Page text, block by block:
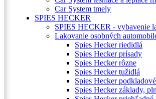
Car System tmely
SPIES HECKER
SPIES HECKER - vybavenie
Lakovanie osobných
Spies Hecker riedidlá
Spies Hecker prísady
Spies Hecker rôzne
Spies Hecker tužidlá
Spies Hecker
Spies Hecker základy,